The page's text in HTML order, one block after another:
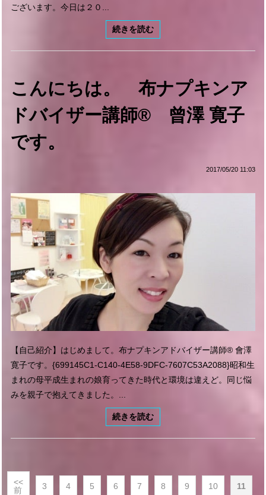
ございます。今日は２０...
続きを読む
こんにちは。 布ナプキンア
ドバイザー講師® 曾澤 寛子
です。
2017/05/20 11:03
【自己紹介】はじめまして。布ナプキンアドバイザー講師®︎ 會澤
寛子です。{699145C1-C140-4E58-9DFC-7607C53A2088}昭和生
まれの母平成生まれの娘育ってきた時代と環境は違えど。同じ悩
みを親子で抱えてきました。...
続きを読む
<<
前
3 4 5 6 7 8 9 10 11